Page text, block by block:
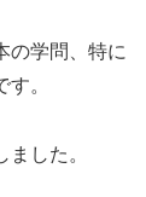
の学問、特に
。
した。